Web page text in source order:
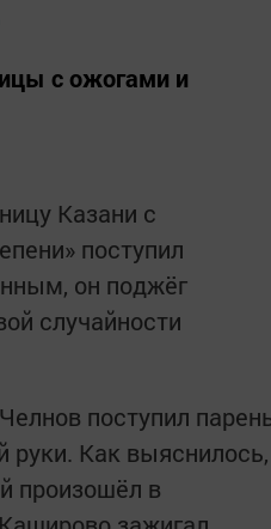
с ожогами и
Казани с
поступил
он поджёг
случайности
поступил
руки. Как выяснилось,
произошёл в